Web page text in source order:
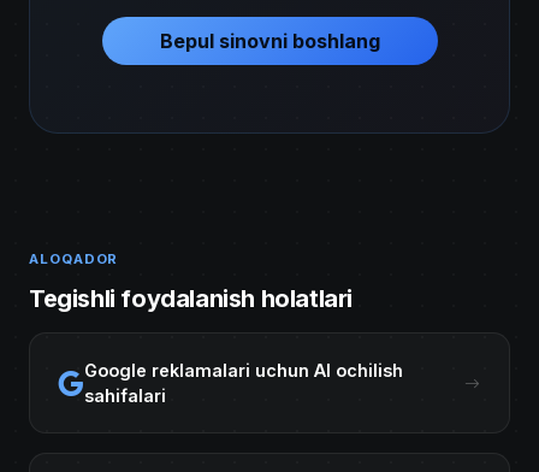
Bepul sinovni boshlang
ALOQADOR
Tegishli foydalanish holatlari
Google reklamalari uchun AI ochilish
sahifalari